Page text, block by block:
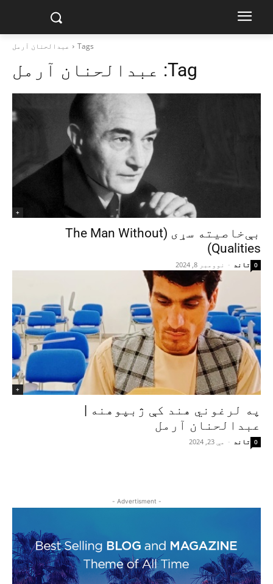
Tags عبدالحنان آرمل
Tag: عبدالحنان آرمل
+
بې‌خاصیته سړی (The Man Without
Qualities)
تاند - نوومبر 8, 2024 0
+
په لرغوني هند کې ژبپوهنه |
عبدالحنان آرمل
تاند - مې 23, 2024 0
- Advertisment -